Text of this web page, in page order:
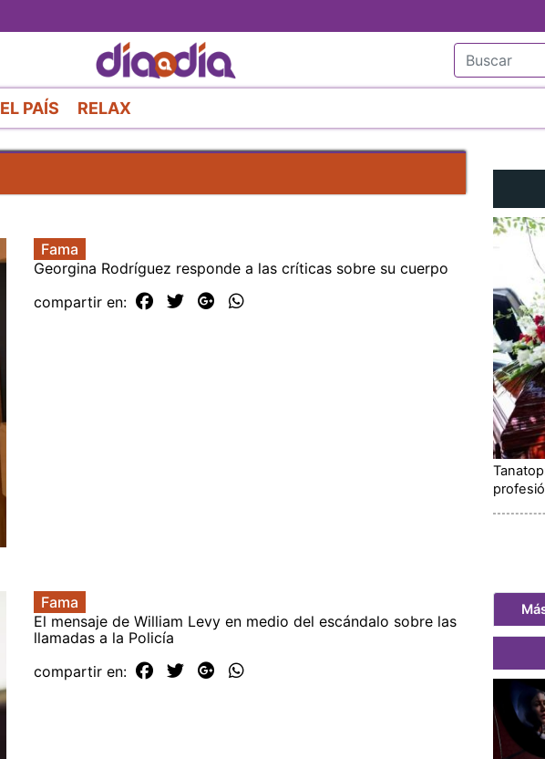
al
contenido
principal
EL PAÍS RELAX
Fama
Georgina Rodríguez responde a las críticas sobre su cuerpo
compartir en:
Fama
El mensaje de William Levy en medio del escándalo sobre las
llamadas a la Policía
compartir en: